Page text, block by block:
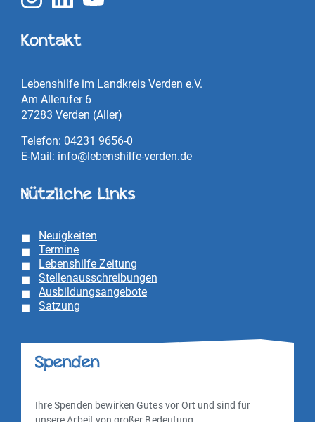
Kontakt
Lebenshilfe im Landkreis Verden e.V.
Am Allerufer 6
27283 Verden (Aller)
Telefon: 04231 9656-0
E-Mail: info@lebenshilfe-verden.de
Nützliche Links
Neuigkeiten
Termine
Lebenshilfe Zeitung
Stellenausschreibungen
Ausbildungsangebote
Satzung
Spenden
Ihre Spenden bewirken Gutes vor Ort und sind für